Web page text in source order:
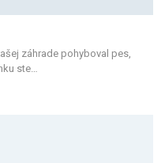
záhrade pohyboval pes,
ste…